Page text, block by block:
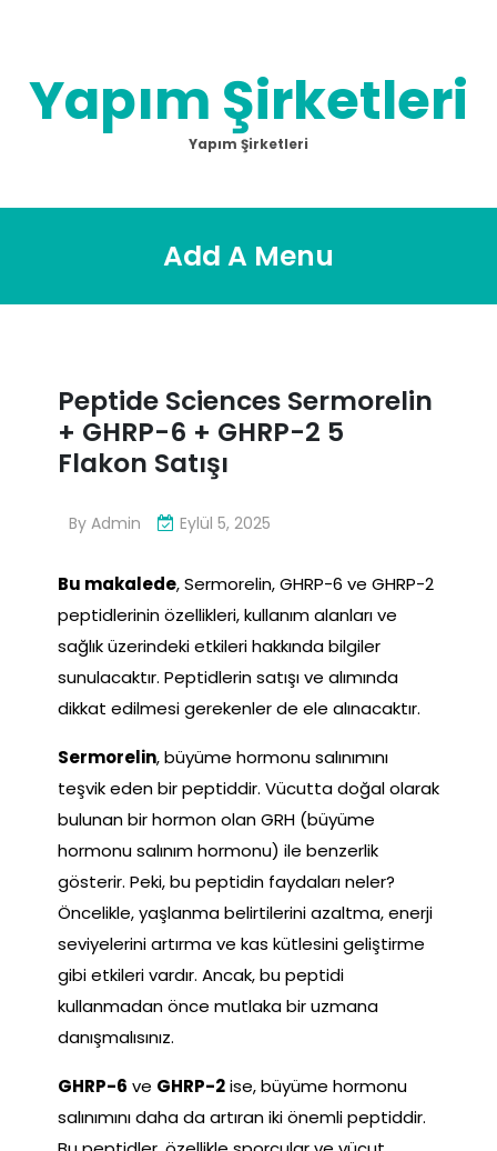
Yapım Şirketleri
Yapım Şirketleri
Add A Menu
Peptide Sciences Sermorelin
+ GHRP-6 + GHRP-2 5
Flakon Satışı
By Admin Eylül 5, 2025
Bu makalede, Sermorelin, GHRP-6 ve GHRP-2
peptidlerinin özellikleri, kullanım alanları ve
sağlık üzerindeki etkileri hakkında bilgiler
sunulacaktır. Peptidlerin satışı ve alımında
dikkat edilmesi gerekenler de ele alınacaktır.
Sermorelin, büyüme hormonu salınımını
teşvik eden bir peptiddir. Vücutta doğal olarak
bulunan bir hormon olan GRH (büyüme
hormonu salınım hormonu) ile benzerlik
gösterir. Peki, bu peptidin faydaları neler?
Öncelikle, yaşlanma belirtilerini azaltma, enerji
seviyelerini artırma ve kas kütlesini geliştirme
gibi etkileri vardır. Ancak, bu peptidi
kullanmadan önce mutlaka bir uzmana
danışmalısınız.
GHRP-6 ve GHRP-2ise, büyüme hormonu
salınımını daha da artıran iki önemli peptiddir.